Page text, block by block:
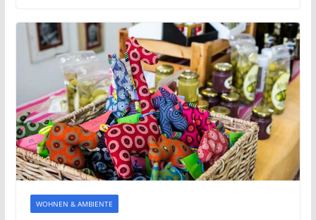
WOHNEN & AMBIENTE